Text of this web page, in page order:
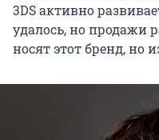
3DS активно
удалось, но продажи
носят этот бренд, но